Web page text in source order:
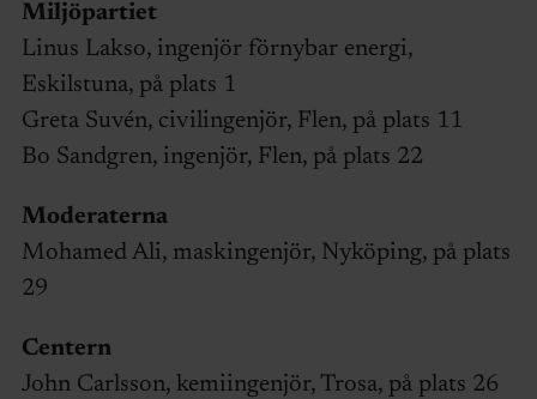
Miljöpartiet
Linus Lakso, ingenjör förnybar energi,
Eskilstuna, på plats 1
Greta Suvén, civilingenjör, Flen, på plats 11
Bo Sandgren, ingenjör, Flen, på plats 22
Moderaterna
Mohamed Ali, maskingenjör, Nyköping, på plats
29
Centern
John Carlsson, kemiingenjör, Trosa, på plats 26